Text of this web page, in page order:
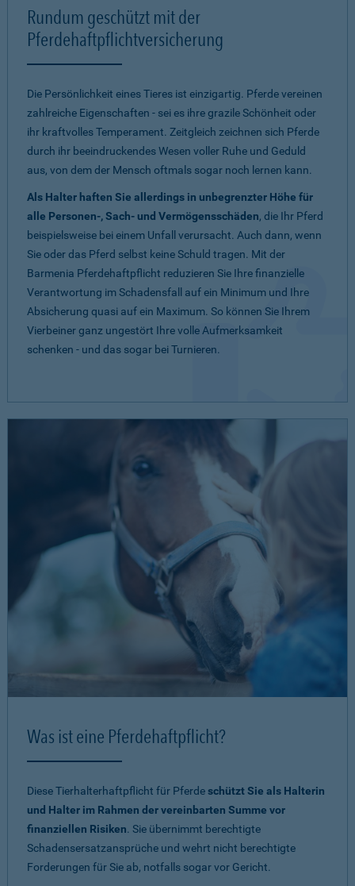
Rundum geschützt mit der
Pferdehaftpflichtversicherung
Die Persönlichkeit eines Tieres ist einzigartig. Pferde vereinen
zahlreiche Eigenschaften - sei es ihre grazile Schönheit oder
ihr kraftvolles Temperament. Zeitgleich zeichnen sich Pferde
durch ihr beeindruckendes Wesen voller Ruhe und Geduld
aus, von dem der Mensch oftmals sogar noch lernen kann.
Als Halter haften Sie allerdings in unbegrenzter Höhe für
alle Personen-, Sach- und Vermögensschäden, die Ihr Pferd
beispielsweise bei einem Unfall verursacht. Auch dann, wenn
Sie oder das Pferd selbst keine Schuld tragen. Mit der
Barmenia Pferdehaftpflicht reduzieren Sie Ihre finanzielle
Verantwortung im Schadensfall auf ein Minimum und Ihre
Absicherung quasi auf ein Maximum. So können Sie Ihrem
Vierbeiner ganz ungestört Ihre volle Aufmerksamkeit
schenken - und das sogar bei Turnieren.
Was ist eine Pferdehaftpflicht?
Diese Tierhalterhaftpflicht für Pferdeschützt Sie als Halterin
und Halter im Rahmen der vereinbarten Summe vor
finanziellen Risiken. Sie übernimmt berechtigte
Schadensersatzansprüche und wehrt nicht berechtigte
Forderungen für Sie ab, notfalls sogar vor Gericht.